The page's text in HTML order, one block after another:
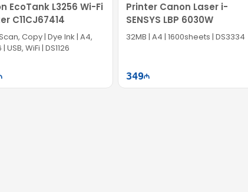
EcoTank L3256 Wi-Fi
C11CJ67414
Copy | Dye Ink | A4,
B5, A6 | USB, WiFi | DS1126
Printer Canon Laser i-
SENSYS LBP 6030W
32MB | A4 | 1600sheets | DS3334
349